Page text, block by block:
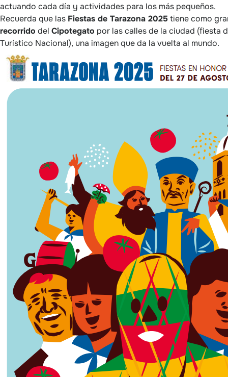
actuando cada día y actividades para los más pequeños.
Recuerda que las Fiestas de Tarazona 2025tiene como
recorrido del Cipotegato por las calles de la ciudad (fiesta
Turístico Nacional), una imagen que da la vuelta al mundo.